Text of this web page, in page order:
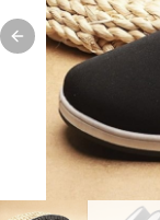
Previous slide